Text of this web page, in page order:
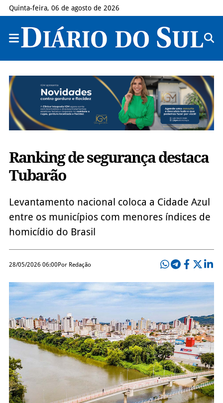
Quinta-feira, 06 de agosto de 2026
Ranking de segurança destaca
Tubarão
Levantamento nacional coloca a Cidade Azul
entre os municípios com menores índices de
homicídio do Brasil
28/05/2026 06:00Por Redação